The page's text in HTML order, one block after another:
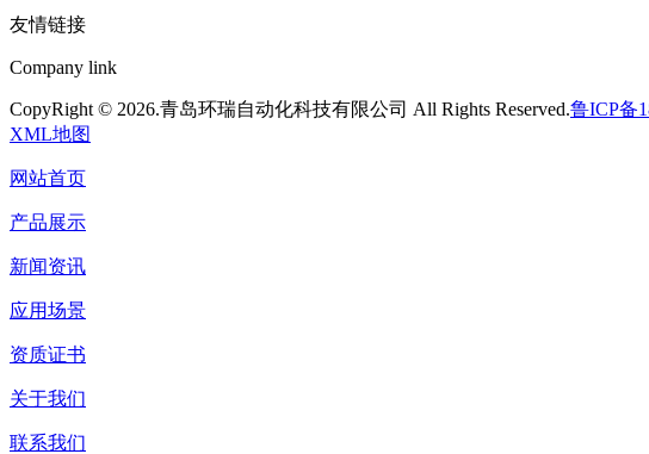
友情链接
Company link
CopyRight © 2026.青岛环瑞自动化科技有限公司 All Rights Reserved.鲁ICP备
XML地图
网站首页
产品展示
新闻资讯
应用场景
资质证书
关于我们
联系我们